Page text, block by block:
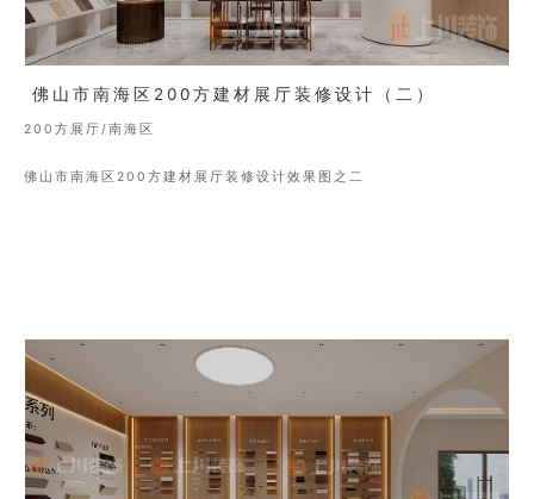
佛山市南海区200方建材展厅装修设计（二）
200方展厅/南海区
佛山市南海区200方建材展厅装修设计效果图之二